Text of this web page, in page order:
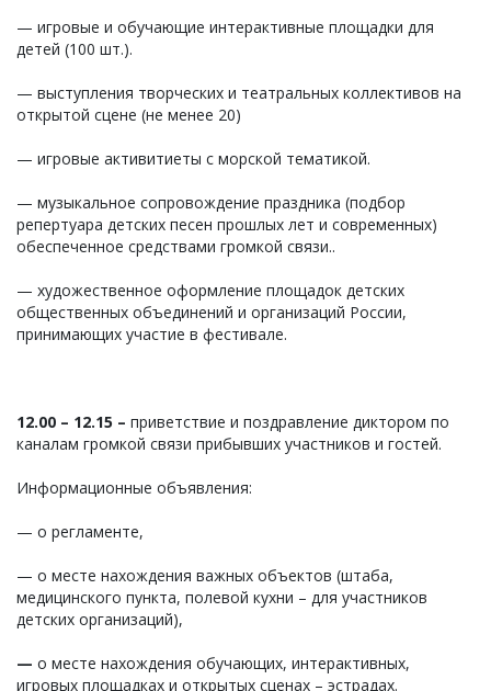
— игровые и обучающие интерактивные площадки для
детей (100 шт.).
— выступления творческих и театральных коллективов на
открытой сцене (не менее 20)
— игровые активитиеты с морской тематикой.
— музыкальное сопровождение праздника (подбор
репертуара детских песен прошлых лет и современных)
обеспеченное средствами громкой связи..
— художественное оформление площадок детских
общественных объединений и организаций России,
принимающих участие в фестивале.
12.00 – 12.15 – приветствие и поздравление диктором по
каналам громкой связи прибывших участников и гостей.
Информационные объявления:
— о регламенте,
— о месте нахождения важных объектов (штаба,
медицинского пункта, полевой кухни – для участников
детских организаций),
— о месте нахождения обучающих, интерактивных,
игровых площадках и открытых сценах – эстрадах.